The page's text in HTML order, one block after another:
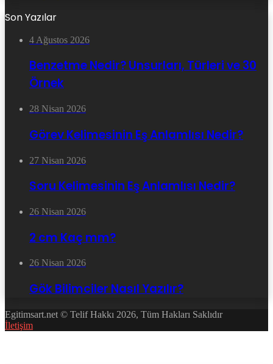
Son Yazılar
4 Ağustos 2026
Benzetme Nedir? Unsurları, Türleri ve 30
Örnek
28 Nisan 2026
Görev Kelimesinin Eş Anlamlısı Nedir?
27 Nisan 2026
Soru Kelimesinin Eş Anlamlısı Nedir?
26 Nisan 2026
2 cm Kaç mm?
26 Nisan 2026
Gök Bilimciler Nasıl Yazılır?
Egitimsart.net © Telif Hakkı 2026, Tüm Hakları Saklıdır
İletişim